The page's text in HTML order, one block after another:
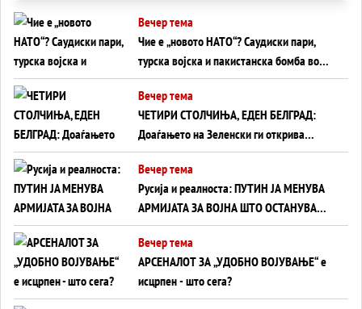
Вечер тема
Чие е „новото НАТО“? Саудиски пари,
турска војска и пакистанска бомба во
служба на Америка - или ќе стане
сувишна?
Вечер тема
ЧЕТИРИ СТОЛЧИЊА, ЕДЕН БЕЛГРАД:
Доаѓањето на Зеленски ги открива
тајните на политиката на балансирање
на Вучиќ
Вечер тема
Русија и реалноста: ПУТИН ЈА МЕНУВА
АРМИЈАТА ЗА ВОЈНА ШТО ОСТАНУВА
БЕЗ ФРОНТ
Вечер тема
АРСЕНАЛОТ ЗА „УДОБНО ВОЈУВАЊЕ“ е
исцрпен - што сега?